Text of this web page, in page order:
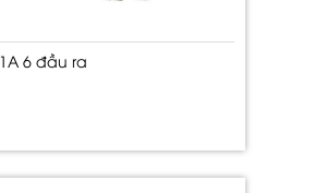
6 đầu ra